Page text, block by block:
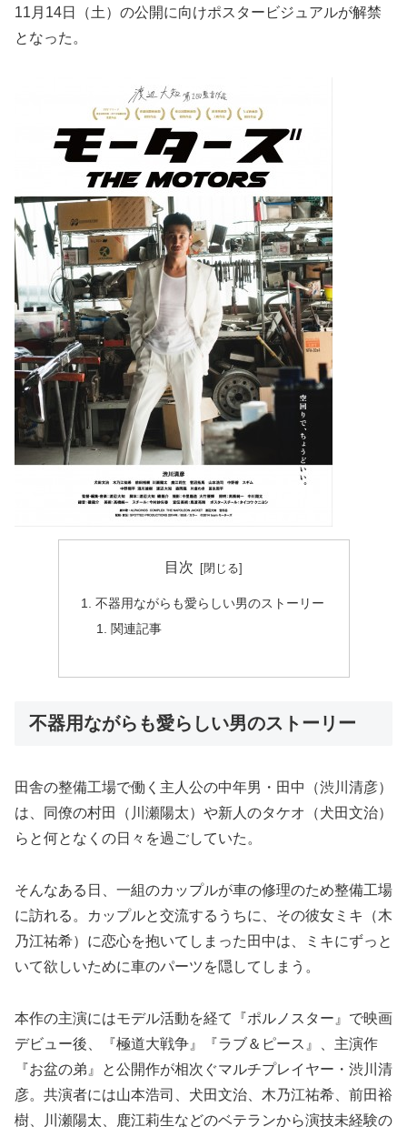
11月14日（土）の公開に向けポスタービジュアルが解禁
となった。
目次
不器用ながらも愛らしい男のストーリー
関連記事
不器用ながらも愛らしい男のストーリー
田舎の整備工場で働く主人公の中年男・田中（渋川清彦）
は、同僚の村田（川瀬陽太）や新人のタケオ（犬田文治）
らと何となくの日々を過ごしていた。
そんなある日、一組のカップルが車の修理のため整備工場
に訪れる。カップルと交流するうちに、その彼女ミキ（木
乃江祐希）に恋心を抱いてしまった田中は、ミキにずっと
いて欲しいために車のパーツを隠してしまう。
本作の主演にはモデル活動を経て『ポルノスター』で映画
デビュー後、『極道大戦争』『ラブ＆ピース』、主演作
『お盆の弟』と公開作が相次ぐマルチプレイヤー・渋川清
彦。共演者には山本浩司、犬田文治、木乃江祐希、前田裕
樹、川瀬陽太、鹿江莉生などのベテランから演技未経験の